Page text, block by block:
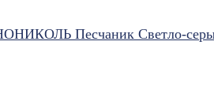
Песчаник Светло-